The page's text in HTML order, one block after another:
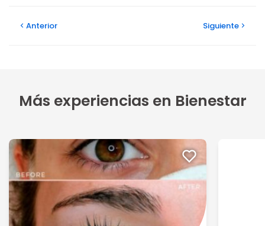
Anterior Siguiente
Más experiencias en Bienestar